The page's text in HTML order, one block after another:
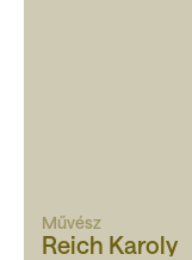
Művész
Reich Karoly